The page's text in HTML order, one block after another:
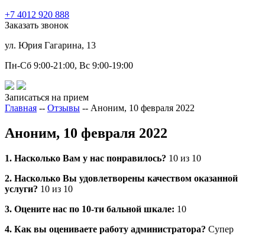
+7 4012 920 888
Заказать звонок
ул. Юрия Гагарина, 13
Пн-Сб 9:00-21:00, Вс 9:00-19:00
Записаться на прием
Главная -- Отзывы -- Аноним, 10 февраля 2022
Аноним, 10 февраля 2022
1. Насколько Вам у нас понравилось? 10 из 10
2. Насколько Вы удовлетворены качеством оказанной
услуги? 10 из 10
3. Оцените нас по 10-ти бальной шкале: 10
4. Как вы оцениваете работу администратора? Супер